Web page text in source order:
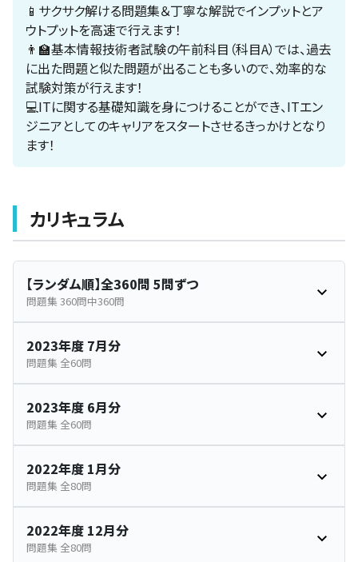
📱サクサク解ける問題集＆丁寧な解説でインプットとア
ウトプットを高速で行えます！
👨‍🏫基本情報技術者試験の午前科目（科目A）では、過去
に出た問題と似た問題が出ることも多いので、効率的な
試験対策が行えます！
💻ITに関する基礎知識を身につけることができ、ITエン
ジニアとしてのキャリアをスタートさせるきっかけとなり
ます！
カリキュラム
【ランダム順】全360問 5問ずつ
問題集 360問中360問
2023年度 7月分
問題集 全60問
2023年度 6月分
問題集 全60問
2022年度 1月分
問題集 全80問
2022年度 12月分
問題集 全80問